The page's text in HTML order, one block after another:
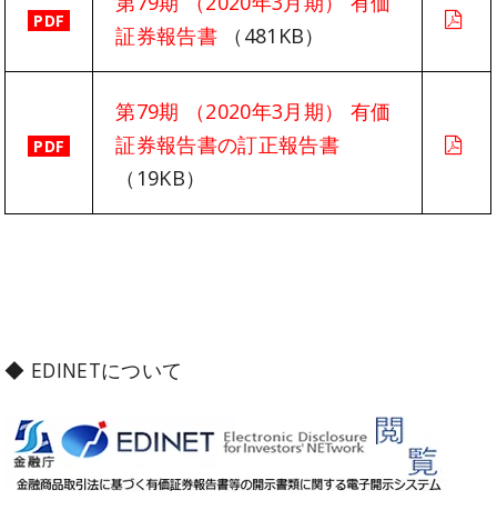
PDF
証券報告書 （481KB）
PDF
第79期 （2020年3月期） 有価
証券報告書の訂正報告書
（19KB）
◆ EDINETについて